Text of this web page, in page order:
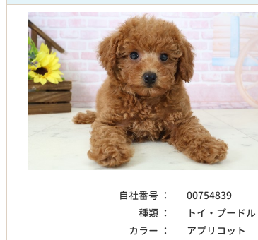
自社番号 ：
00754839
種類 ：
トイ・プードル
カラー ：
アプリコット